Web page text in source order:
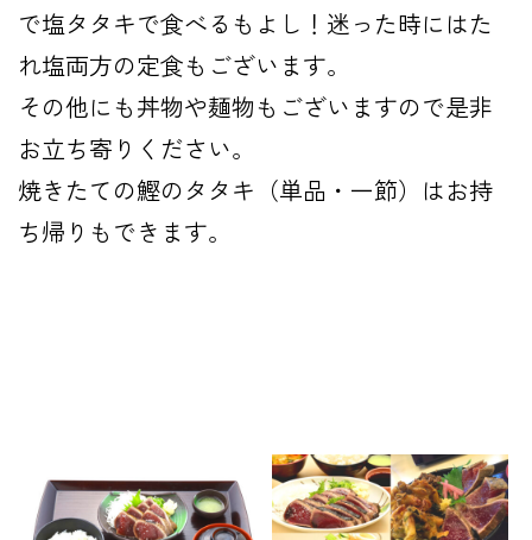
で塩タタキで食べるもよし！迷った時にはた
れ塩両方の定食もございます。
その他にも丼物や麺物もございますので是非
お立ち寄りください。
焼きたての鰹のタタキ（単品・一節）はお持
ち帰りもできます。